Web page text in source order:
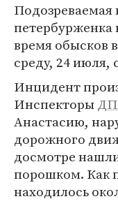
Подозреваемая
петербурженка
время обысков
среду, 24 июля,
Инцидент
Инспекторы
Анастасию,
дорожного
досмотре
порошком. Как
находилось